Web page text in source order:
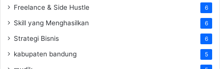
Freelance & Side Hustle 6
Skill yang Menghasilkan 6
Strategi Bisnis 6
kabupaten bandung 5